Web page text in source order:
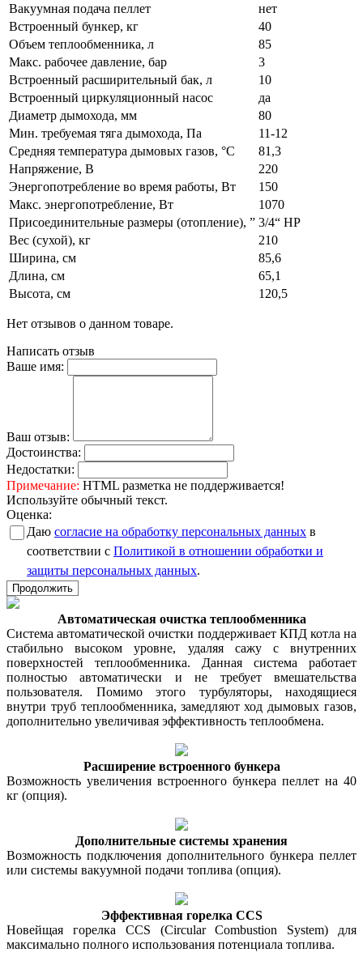
Вакуумная подача пеллет
нет
Встроенный бункер, кг
40
Объем теплообменника, л
85
Макс. рабочее давление, бар
3
Встроенный расширительный бак, л
10
Встроенный циркуляционный насос
да
Диаметр дымохода, мм
80
Мин. требуемая тяга дымохода, Па
11-12
Средняя температура дымовых газов, °C
81,3
Напряжение, В
220
Энергопотребление во время работы, Вт
150
Макс. энергопотребление, Вт
1070
Присоединительные размеры (отопление), ” 3/4“ НР
Вес (сухой), кг
210
Ширина, см
85,6
Длина, см
65,1
Высота, см
120,5
Нет отзывов о данном товаре.
Написать отзыв
Ваше имя:
Ваш отзыв:
Достоинства:
Недостатки:
Примечание: HTML разметка не поддерживается!
Используйте обычный текст.
Оценка:
Даю согласие на обработку персональных данных в
соответствии с Политикой в отношении обработки и
защиты персональных данных.
Продолжить
Автоматическая очистка теплообменника
Система автоматической очистки поддерживает КПД котла на
стабильно высоком уровне, удаляя сажу с внутренних
поверхностей теплообменника. Данная система работает
полностью автоматически и не требует вмешательства
пользователя. Помимо этого турбуляторы, находящиеся
внутри труб теплообменника, замедляют ход дымовых газов,
дополнительно увеличивая эффективность теплообмена.
Расширение встроенного бункера
Возможность увеличения встроенного бункера пеллет на 40
кг (опция).
Дополнительные системы хранения
Возможность подключения дополнительного бункера пеллет
или системы вакуумной подачи топлива (опция).
Эффективная горелка CCS
Новейщая горелка CCS (Circular Combustion System) для
максимально полного использования потенциала топлива.